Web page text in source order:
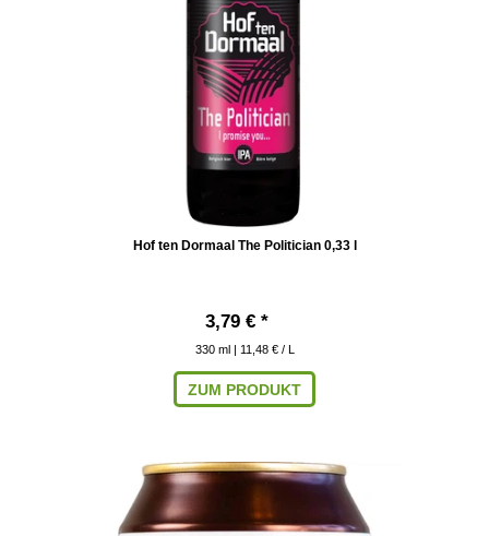
Hof ten Dormaal The Politician 0,33 l
3,79 € *
330 ml | 11,48 € / L
ZUM PRODUKT